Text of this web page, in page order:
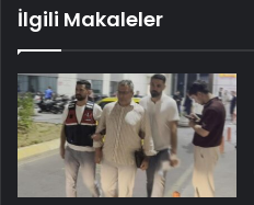
İlgili Makaleler